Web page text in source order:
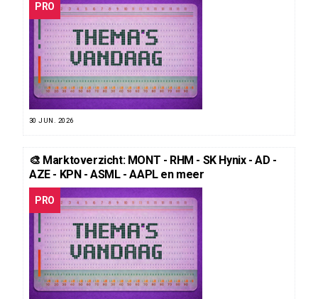
PRO
30 JUN. 2026
🎨 Marktoverzicht: MONT - RHM - SK Hynix - AD -
AZE - KPN - ASML - AAPL en meer
PRO